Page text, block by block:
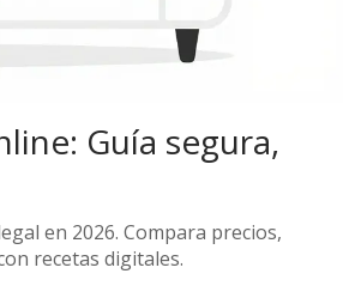
Guía segura,
en 2026. Compara precios,
recetas digitales.